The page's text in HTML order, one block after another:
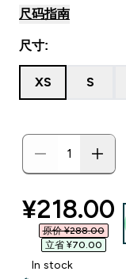
尺码指南
尺寸:
XS S
¥218.00‎
原价 ¥288.00‎
立省 ¥70.00‎
In stock